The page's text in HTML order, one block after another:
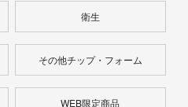
衛生
その他チップ・フォーム
WEB限定商品